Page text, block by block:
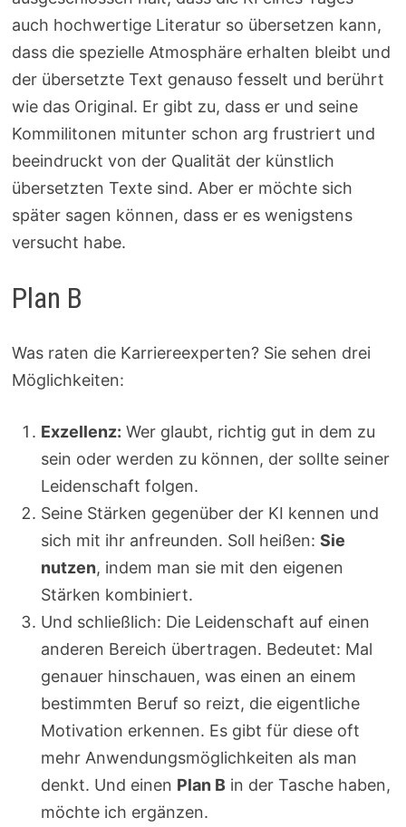
auch hochwertige Literatur so übersetzen kann,
dass die spezielle Atmosphäre erhalten bleibt und
der übersetzte Text genauso fesselt und berührt
wie das Original. Er gibt zu, dass er und seine
Kommilitonen mitunter schon arg frustriert und
beeindruckt von der Qualität der künstlich
übersetzten Texte sind. Aber er möchte sich
später sagen können, dass er es wenigstens
versucht habe.
Plan B
Was raten die Karriereexperten? Sie sehen drei
Möglichkeiten:
Exzellenz: Wer glaubt, richtig gut in dem zu
sein oder werden zu können, der sollte seiner
Leidenschaft folgen.
Seine Stärken gegenüber der KI kennen und
sich mit ihr anfreunden. Soll heißen:Sie
nutzen, indem man sie mit den eigenen
Stärken kombiniert.
Und schließlich: Die Leidenschaft auf einen
anderen Bereich übertragen. Bedeutet: Mal
genauer hinschauen, was einen an einem
bestimmten Beruf so reizt, die eigentliche
Motivation erkennen. Es gibt für diese oft
mehr Anwendungsmöglichkeiten als man
denkt. Und einen Plan B in der Tasche haben,
möchte ich ergänzen.